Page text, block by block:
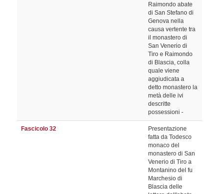
Raimondo abate
di San Stefano di
Genova nella
causa vertente tra
il monastero di
San Venerio di
Tiro e Raimondo
di Blascia, colla
quale viene
aggiudicata a
detto monastero la
metà delle ivi
descritte
possessioni -
Fascicolo 32
Presentazione
fatta da Todesco
monaco del
monastero di San
Venerio di Tiro a
Montanino del fu
Marchesio di
Blascia delle